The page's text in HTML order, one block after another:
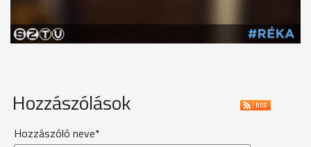
Hozzászólások
Hozzászóló neve*